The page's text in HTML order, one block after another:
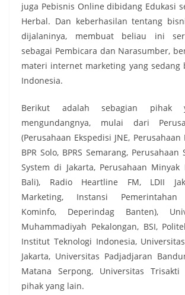
juga Pebisnis Online dibidang Edukasi
Herbal. Dan keberhasilan tentang
dijalaninya, membuat beliau ini
sebagai Pembicara dan Narasumber,
materi internet marketing yang sedang
Indonesia.
Berikut adalah sebagian pihak
mengundangnya, mulai dari
(Perusahaan Ekspedisi JNE, Perusahaan
BPR Solo, BPRS Semarang,
System di Jakarta, Perusahaan
Bali), Radio Heartline FM, LDII
Marketing, Instansi Pemerintahan
Kominfo, Deperindag Banten),
Muhammadiyah Pekalongan, BSI,
Institut Teknologi Indonesia,
Jakarta, Universitas Padjadjaran
Matana Serpong, Universitas Trisakti
pihak yang lain.